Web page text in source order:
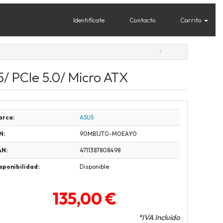
Identifícate Contacto Carrito
PCIe 5.0/ Micro ATX
ASUS
90MB1JT0-M0EAY0
4711387808498
Disponible
135,00 €
*IVA Incluido